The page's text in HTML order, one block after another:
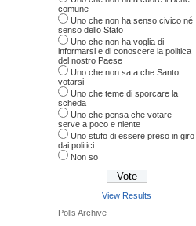
comune
Uno che non ha senso civico né
senso dello Stato
Uno che non ha voglia di
informarsi e di conoscere la politica
del nostro Paese
Uno che non sa a che Santo
votarsi
Uno che teme di sporcare la
scheda
Uno che pensa che votare
serve a poco e niente
Uno stufo di essere preso in giro
dai politici
Non so
View Results
Polls Archive